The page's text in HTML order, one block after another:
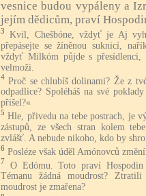
vesnice budou vypáleny a
jejím dědicům, praví
3
Kvil, Chešbóne, vždyť je Aj
přepásejte se žíněnou suknicí,
vždyť Milkóm půjde s přesídlenci,
velmoži.
4 Proč se chlubíš dolinami? Že z
odpadlice? Spoléháš na své
přišel?«
5 Hle, přivedu na tebe postrach, je
zástupů, ze všech stran kolem
zvlášť. A nebude nikoho, kdo by
6 Posléze však úděl Amónovců
7
O Edómu. Toto praví
Témanu žádná moudrost?
moudrost je zmařena?